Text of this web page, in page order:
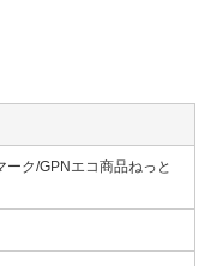
ーク/GPNエコ商品ねっと